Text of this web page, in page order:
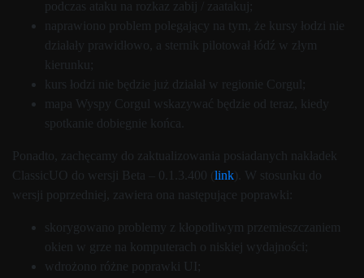
podczas ataku na rozkaz zabij / zaatakuj;
naprawiono problem polegający na tym, że kursy łodzi nie
działały prawidłowo, a sternik pilotował łódź w złym
kierunku;
kurs łodzi nie będzie już działał w regionie Corgul;
mapa Wyspy Corgul wskazywać będzie od teraz, kiedy
spotkanie dobiegnie końca.
Ponadto, zachęcamy do zaktualizowania posiadanych nakładek
ClassicUO do wersji Beta – 0.1.3.400 (link). W stosunku do
wersji poprzedniej, zawiera ona następujące poprawki:
skorygowano problemy z kłopotliwym przemieszczaniem
okien w grze na komputerach o niskiej wydajności;
wdrożono różne poprawki UI;